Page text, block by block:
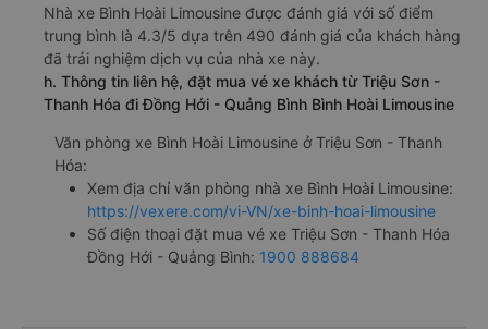
Nhà xe Bình Hoài Limousine được đánh giá với số điểm
trung bình là 4.3/5 dựa trên 490 đánh giá của khách hàng
đã trải nghiệm dịch vụ của nhà xe này.
h. Thông tin liên hệ, đặt mua vé xe khách từ Triệu Sơn -
Thanh Hóa đi Đồng Hới - Quảng Bình Bình Hoài Limousine
Văn phòng xe Bình Hoài Limousine ở Triệu Sơn - Thanh
Hóa:
Xem địa chỉ văn phòng nhà xe Bình Hoài Limousine:
https://vexere.com/vi-VN/xe-binh-hoai-limousine
Số điện thoại đặt mua vé xe Triệu Sơn - Thanh Hóa
Đồng Hới - Quảng Bình: 1900 888684